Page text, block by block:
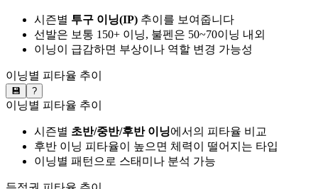
시즌별 투구 이닝(IP) 추이를 보여줍니다
선발은 보통 150+ 이닝, 불펜은 50~70이닝 내외
이닝이 급감하면 부상이나 역할 변경 가능성
이닝별 피타율 추이
💾 ?
이닝별 피타율 추이
시즌별 초반/중반/후반 이닝에서의 피타율 비교
후반 이닝 피타율이 높으면 체력이 떨어지는 타입
이닝별 패턴으로 스태미나 분석 가능